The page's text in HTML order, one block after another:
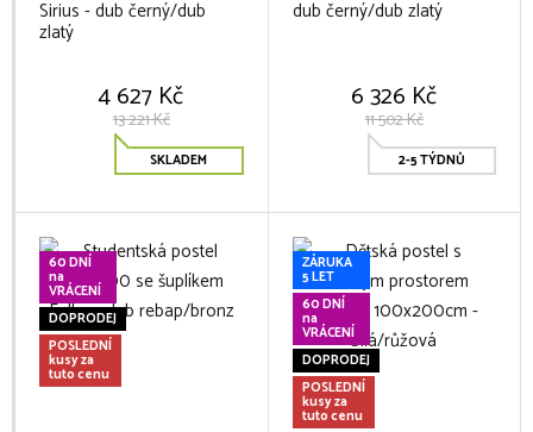
Sirius - dub černý/dub
zlatý
4 627 Kč
13 221 Kč
SKLADEM
dub černý/dub zlatý
6 326 Kč
11 502 Kč
2-5 TÝDNŮ
60 DNÍ
na
VRÁCENÍ
DOPRODEJ
POSLEDNÍ
kusy za
tuto cenu
ZÁRUKA
5 LET
60 DNÍ
na
VRÁCENÍ
DOPRODEJ
POSLEDNÍ
kusy za
tuto cenu